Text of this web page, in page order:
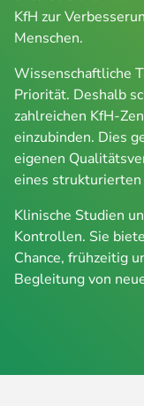
KfH zur
Menschen.
Wissenschaftliche
Priorität. Deshalb
zahlreichen KfH-
einzubinden. Dies
eigenen
eines
Klinische Studien
Kontrollen. Sie
Chance, frühzeitig
Begleitung von